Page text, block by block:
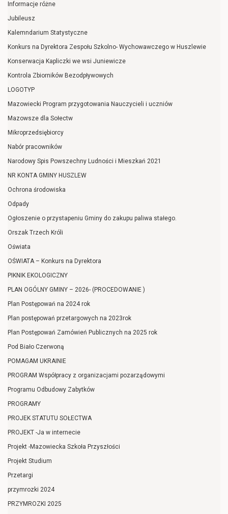
Informacje różne
Jubileusz
Kalemndarium Statystyczne
Konkurs na Dyrektora Zespołu Szkolno- Wychowawczego w Huszlewie
Konserwacja Kapliczki we wsi Juniewicze
Kontrola Zbiorników Bezodpływowych
LOGOTYP
Mazowiecki Program przygotowania Nauczycieli i uczniów
Mazowsze dla Sołectw
Mikroprzedsiębiorcy
Nabór pracowników
Narodowy Spis Powszechny Ludności i Mieszkań 2021
NR KONTA GMINY HUSZLEW
Ochrona środowiska
Odpady
Ogłoszenie o przystapeniu Gminy do zakupu paliwa stałego.
Orszak Trzech Króli
Oświata
OŚWIATA – Konkurs na Dyrektora
PIKNIK EKOLOGICZNY
PLAN OGÓLNY GMINY – 2026- (PROCEDOWANIE )
Plan Postępowań na 2024 rok
Plan postępowań przetargowych na 2023rok
Plan Postępowań Zamówień Publicznych na 2025 rok
Pod Biało Czerwoną
POMAGAM UKRAINIE
PROGRAM Współpracy z organizacjami pozarządowymi
Programu Odbudowy Zabytków
PROGRAMY
PROJEK STATUTU SOŁECTWA
PROJEKT -Ja w internecie
Projekt -Mazowiecka Szkoła Przyszłości
Projekt Studium
Przetargi
przymrozki 2024
PRZYMROZKI 2025